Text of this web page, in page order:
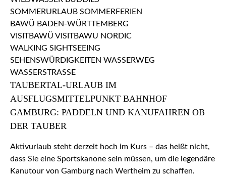
TAUBERTAL-URLAUB IM
AUSFLUGSMITTELPUNKT BAHNHOF
GAMBURG: PADDELN UND KANUFAHREN OB
DER TAUBER
Aktivurlaub steht derzeit hoch im Kurs – das heißt nicht,
dass Sie eine Sportskanone sein müssen, um die legendäre
Kanutour von Gamburg nach Wertheim zu schaffen.